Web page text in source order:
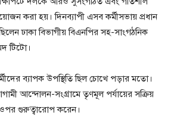
করা হয়। দিনব্যাপী এসব কর্মীসভায় প্রধান
ঢাকা বিভাগীয় বিএনপির সহ-সাংগঠনিক
টিটো।
ব্যাপক উপস্থিতি ছিল চোখে পড়ার মতো।
আন্দোলন-সংগ্রামে তৃণমূল পর্যায়ের সক্রিয়
ওপর গুরুত্বারোপ করেন।